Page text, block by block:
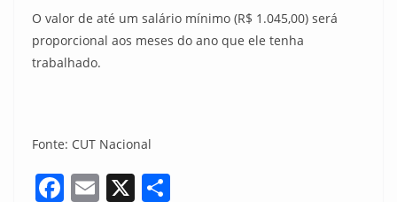
O valor de até um salário mínimo (R$ 1.045,00) será
proporcional aos meses do ano que ele tenha
trabalhado.
Fonte: CUT Nacional
F E X